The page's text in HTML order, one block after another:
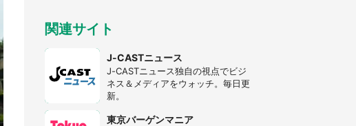
県・30代女性）
関連サイト
J-CASTニュース
J-CASTニュース独自の視点でビジ
ネス＆メディアをウォッチ。毎日更
新。
東京バーゲンマニア